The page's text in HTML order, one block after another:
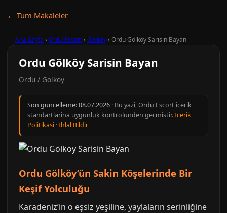
← Tum Makaleler
Ana Sayfa › Ordu Escort› Gölköy› Ordu Gölköy Sarisin Bayan
Ordu Gölköy Sarisin Bayan
Ordu / Gölköy
Son guncelleme:08.07.2026 · Bu yazi, Ordu Escort icerik
standartlarina uygunluk kontrolunden gecmistir.Icerik
Politikasi ·Ihlal Bildir
Ordu Gölköy’ün Sakin Köşelerinde Bir
Keşif Yolculuğu
Karadeniz’in o eşsiz yeşiline, yaylaların serinliğine